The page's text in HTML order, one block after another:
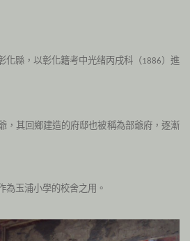
化縣，以彰化籍考中光绪丙戌科（1886）進
，其回鄉建造的府邸也被稱為部爺府，逐漸
為玉浦小學的校舍之用。